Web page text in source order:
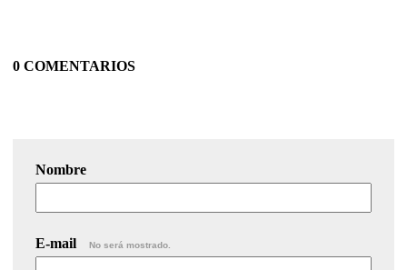
0 COMENTARIOS
Nombre
E-mail No será mostrado.